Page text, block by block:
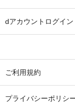
dアカウントログイン
ご利用規約
プライバシーポリシ